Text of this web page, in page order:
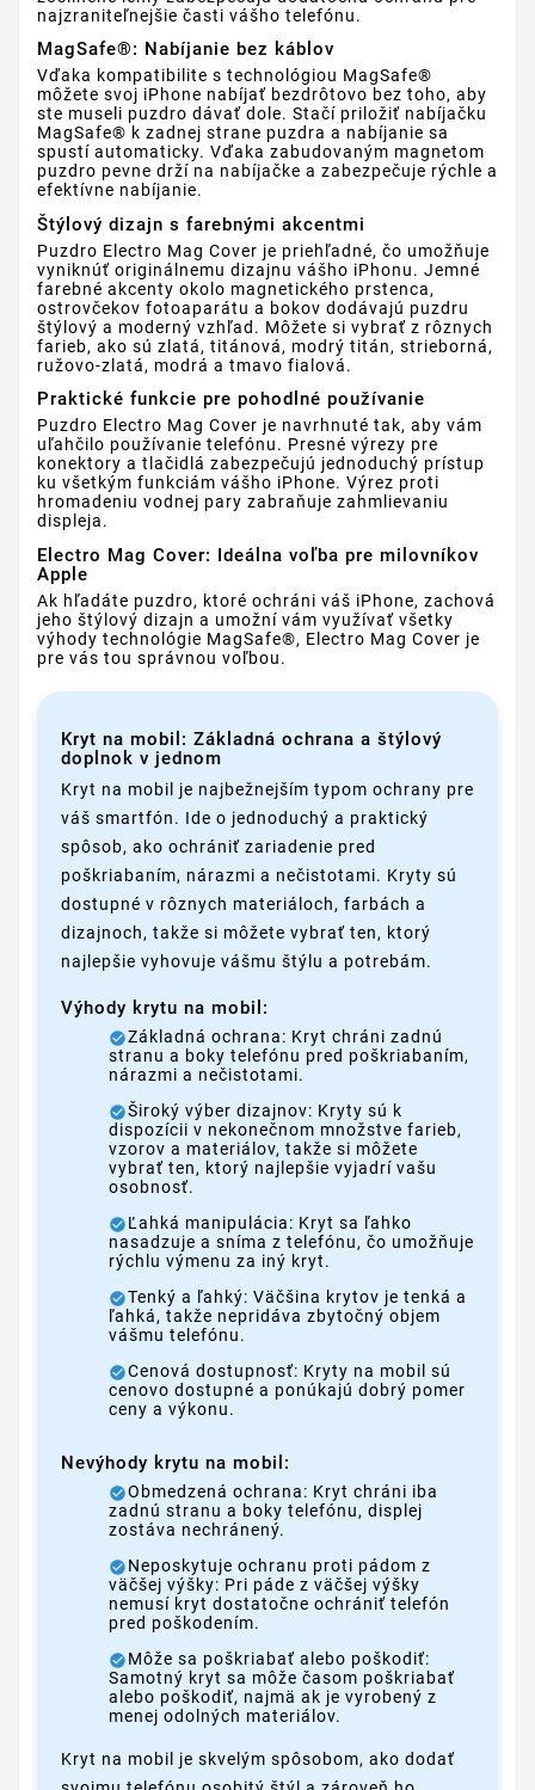
najzraniteľnejšie časti vášho telefónu.
MagSafe®: Nabíjanie bez káblov
Vďaka kompatibilite s technológiou MagSafe®
môžete svoj iPhone nabíjať bezdrôtovo bez toho, aby
ste museli puzdro dávať dole. Stačí priložiť nabíjačku
MagSafe® k zadnej strane puzdra a nabíjanie sa
spustí automaticky. Vďaka zabudovaným magnetom
puzdro pevne drží na nabíjačke a zabezpečuje rýchle a
efektívne nabíjanie.
Štýlový dizajn s farebnými akcentmi
Puzdro Electro Mag Cover je priehľadné, čo umožňuje
vyniknúť originálnemu dizajnu vášho iPhonu. Jemné
farebné akcenty okolo magnetického prstenca,
ostrovčekov fotoaparátu a bokov dodávajú puzdru
štýlový a moderný vzhľad. Môžete si vybrať z rôznych
farieb, ako sú zlatá, titánová, modrý titán, strieborná,
ružovo-zlatá, modrá a tmavo fialová.
Praktické funkcie pre pohodlné používanie
Puzdro Electro Mag Cover je navrhnuté tak, aby vám
uľahčilo používanie telefónu. Presné výrezy pre
konektory a tlačidlá zabezpečujú jednoduchý prístup
ku všetkým funkciám vášho iPhone. Výrez proti
hromadeniu vodnej pary zabraňuje zahmlievaniu
displeja.
Electro Mag Cover: Ideálna voľba pre milovníkov
Apple
Ak hľadáte puzdro, ktoré ochráni váš iPhone, zachová
jeho štýlový dizajn a umožní vám využívať všetky
výhody technológie MagSafe®, Electro Mag Cover je
pre vás tou správnou voľbou.
Kryt na mobil: Základná ochrana a štýlový
doplnok v jednom
Kryt na mobil je najbežnejším typom ochrany pre
váš smartfón. Ide o jednoduchý a praktický
spôsob, ako ochrániť zariadenie pred
poškriabaním, nárazmi a nečistotami. Kryty sú
dostupné v rôznych materiáloch, farbách a
dizajnoch, takže si môžete vybrať ten, ktorý
najlepšie vyhovuje vášmu štýlu a potrebám.
Výhody krytu na mobil:
Základná ochrana: Kryt chráni zadnú
stranu a boky telefónu pred poškriabaním,
nárazmi a nečistotami.
Široký výber dizajnov: Kryty sú k
dispozícii v nekonečnom množstve farieb,
vzorov a materiálov, takže si môžete
vybrať ten, ktorý najlepšie vyjadrí vašu
osobnosť.
Ľahká manipulácia: Kryt sa ľahko
nasadzuje a sníma z telefónu, čo umožňuje
rýchlu výmenu za iný kryt.
Tenký a ľahký: Väčšina krytov je tenká a
ľahká, takže nepridáva zbytočný objem
vášmu telefónu.
Cenová dostupnosť: Kryty na mobil sú
cenovo dostupné a ponúkajú dobrý pomer
ceny a výkonu.
Nevýhody krytu na mobil:
Obmedzená ochrana: Kryt chráni iba
zadnú stranu a boky telefónu, displej
zostáva nechránený.
Neposkytuje ochranu proti pádom z
väčšej výšky: Pri páde z väčšej výšky
nemusí kryt dostatočne ochrániť telefón
pred poškodením.
Môže sa poškriabať alebo poškodiť:
Samotný kryt sa môže časom poškriabať
alebo poškodiť, najmä ak je vyrobený z
menej odolných materiálov.
Kryt na mobil je skvelým spôsobom, ako dodať